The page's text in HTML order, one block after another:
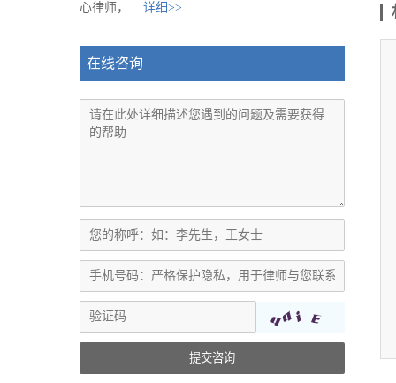
心律师，... 详细>>
在线咨询
提交咨询